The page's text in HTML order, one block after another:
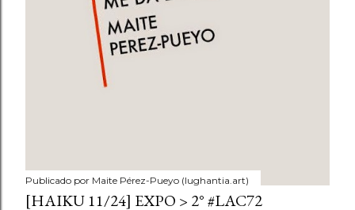
Publicado por Maite Pérez-Pueyo (lughantia.art)
[HAIKU 11/24] EXPO > 2° #LAC72